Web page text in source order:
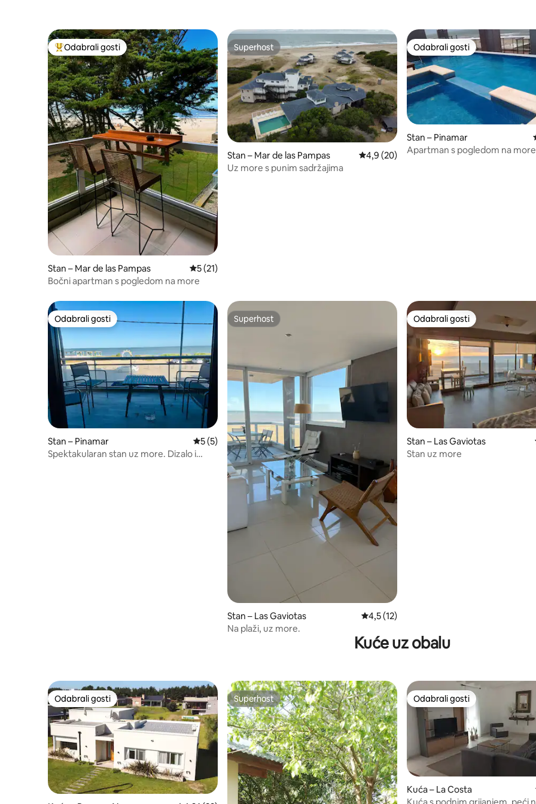
Među najviše rangiranima s oznakom „Odabrali gosti”
Odabrali gosti
Stan – Mar de las Pampas Prosječna ocjena: 5/5, recenzija: 21
5 (21)
Bočni apartman s pogledom na more
Superhost
Superhost
Stan – Mar de las Pampas Prosječna ocjena: 4,9/5, recenzija: 20
4,9 (20)
Uz more s punim sadržajima
Odabrali gosti
Odabrali gosti
Stan – Pinamar
Apartman s pogledom na
Odabrali gosti
Odabrali gosti
Stan – Pinamar Prosječna ocjena: 5/5, recenzija: 5
5 (5)
Spektakularan stan uz more. Dizalo i
Superhost
Superhost
Stan – Las Gaviotas Prosječna ocjena: 4,5/5, recenzija: 12
4,5 (12)
Na plaži, uz more.
Odabrali gosti
Odabrali gosti
Stan – Las Gaviotas
Stan uz more
Kuće uz obalu
Odabrali gosti
Odabrali gosti Superhost
Superhost Odabrali gosti
Odabrali gosti
Kuća – La Costa